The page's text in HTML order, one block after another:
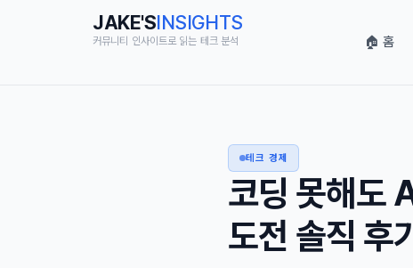
JAKE'SINSIGHTS
커뮤니티 인사이트로 읽는 테크 분석 🏠 홈
테크 경제
코딩 못해도
도전 솔직 후기